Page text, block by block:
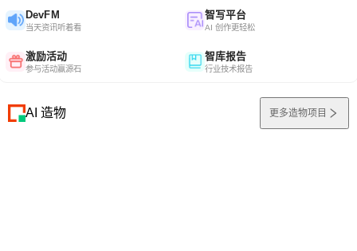
DevFM
当天资讯听着看
智写平台
AI 创作更轻松
激励活动
参与活动赢源石
智库报告
行业技术报告
AI 造物 更多造物项目